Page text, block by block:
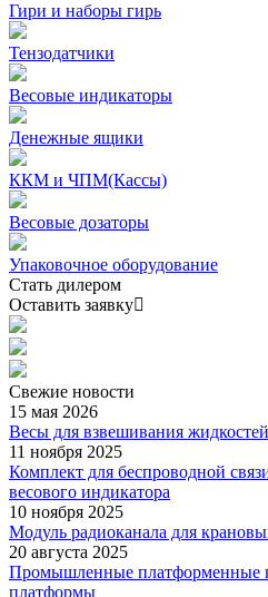
Гири и наборы гирь
Тензодатчики
Весовые индикаторы
Денежные ящики
ККМ и ЧПМ(Кассы)
Весовые дозаторы
Упаковочное оборудование
Стать дилером
Оставить заявку
Свежие новости
15 мая 2026
Весы для взвешивания
11 ноября 2025
Комплект для беспроводной
весового индикатора
10 ноября 2025
Модуль радиоканала для
20 августа 2025
Промышленные платформенные
платформы